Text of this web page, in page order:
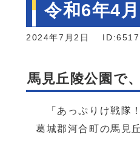
令和6年4
2024年7月2日 ID:6517
馬見丘陵公園で
「あっぷりけ戦隊
葛城郡河合町の馬見